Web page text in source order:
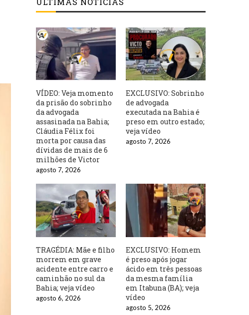
VÍDEO: Veja momento
da prisão do sobrinho
da advogada
assasinada na Bahia;
Cláudia Félix foi
morta por causa das
dívidas de mais de 6
milhões de Victor
agosto 7, 2026
EXCLUSIVO: Sobrinho
de advogada
executada na Bahia é
preso em outro estado;
veja vídeo
agosto 7, 2026
TRAGÉDIA: Mãe e filho
morrem em grave
acidente entre carro e
caminhão no sul da
Bahia; veja vídeo
agosto 6, 2026
EXCLUSIVO: Homem
é preso após jogar
ácido em três pessoas
da mesma família
em Itabuna (BA); veja
vídeo
agosto 5, 2026